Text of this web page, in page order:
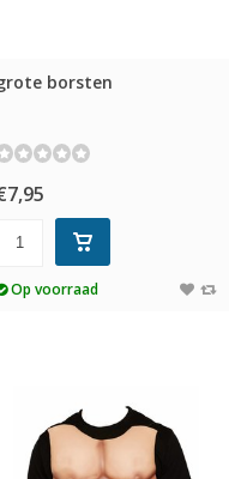
borsten
Op voorraad